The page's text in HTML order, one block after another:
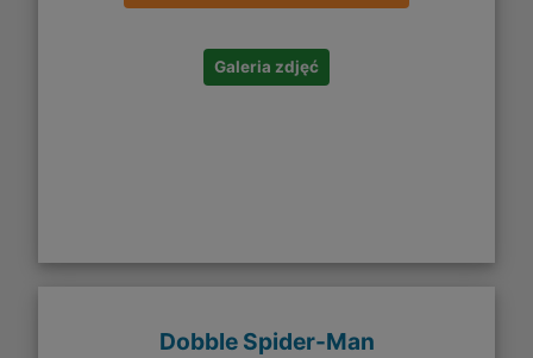
Galeria zdjęć
Dobble Spider-Man